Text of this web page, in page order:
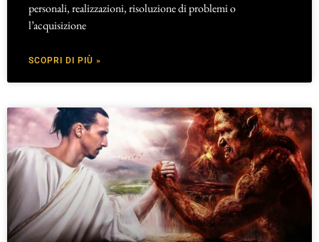
personali, realizzazioni, risoluzione di problemi o
l’acquisizione
SCOPRI DI PIÙ »